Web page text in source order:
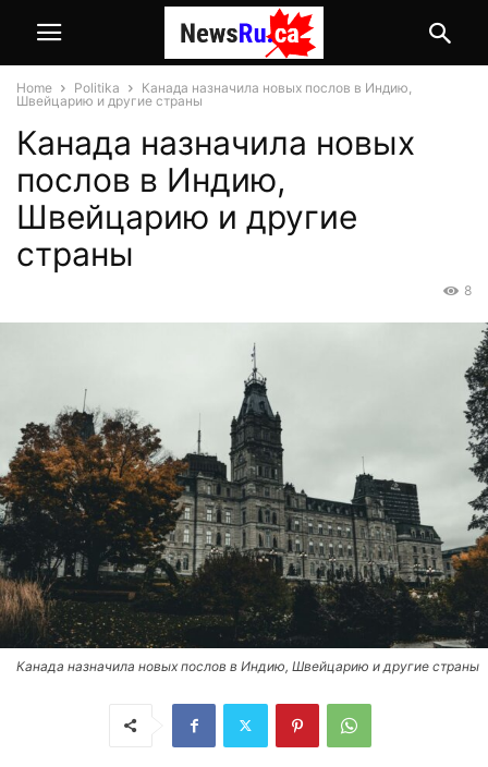
Home Politika
Канада назначила новых послов в Индию,
Швейцарию и другие страны
Канада назначила новых
послов в Индию,
Швейцарию и другие
страны
8
Канада назначила новых послов в Индию, Швейцарию и другие страны